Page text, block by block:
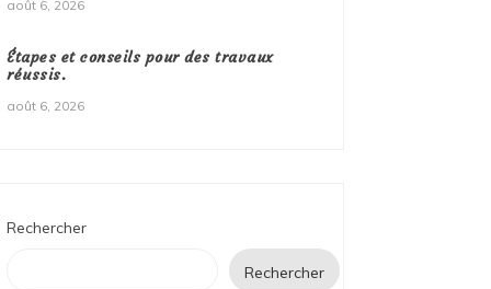
août 6, 2026
Étapes et conseils pour des travaux
réussis.
août 6, 2026
Rechercher
Rechercher